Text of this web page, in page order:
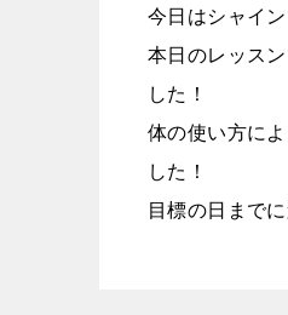
今日はシャイン
本日のレッス
した！
体の使い方に
した！
目標の日まで